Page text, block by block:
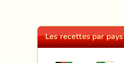
Les recettes par pays